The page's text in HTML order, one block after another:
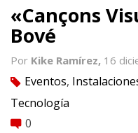
«Cançons
Bové
Por Kike Ramírez, 16
tag Eventos,
Tecnología
comment 0